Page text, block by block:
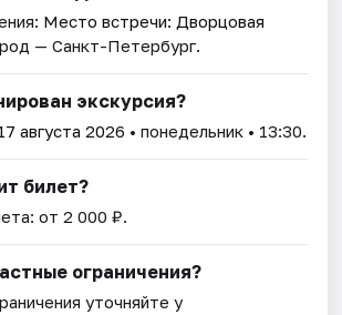
Место встречи: Дворцовая
— Санкт-Петербург.
экскурсия?
августа 2026 • понедельник • 13:30.
билет?
от 2 000 ₽.
ограничения?
уточняйте у